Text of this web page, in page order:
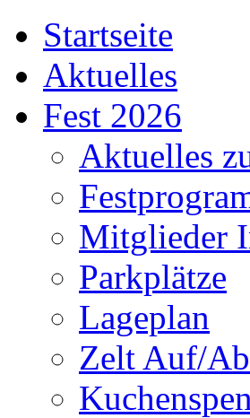
Startseite
Aktuelles
Fest 2026
Aktuelles
Mitglieder
Parkplätze
Lageplan
Zelt Auf/